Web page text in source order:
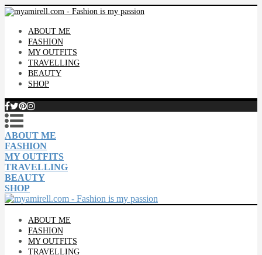
ABOUT ME
FASHION
MY OUTFITS
TRAVELLING
BEAUTY
SHOP
ABOUT ME
FASHION
MY OUTFITS
TRAVELLING
BEAUTY
SHOP
ABOUT ME
FASHION
MY OUTFITS
TRAVELLING